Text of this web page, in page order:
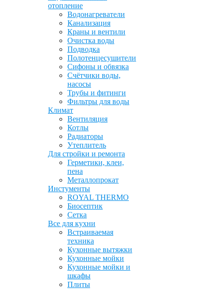
отопление
Водонагреватели
Канализация
Краны и вентили
Очистка воды
Подводка
Полотенцесушители
Сифоны и обвязка
Счётчики воды,
насосы
Трубы и фитинги
Фильтры для воды
Климат
Вентиляция
Котлы
Радиаторы
Утеплитель
Для стройки и ремонта
Герметики, клеи,
пена
Металлопрокат
Инстументы
ROYAL THERMO
Биосептик
Сетка
Все для кухни
Встраиваемая
техника
Кухонные вытяжки
Кухонные мойки
Кухонные мойки и
шкафы
Плиты